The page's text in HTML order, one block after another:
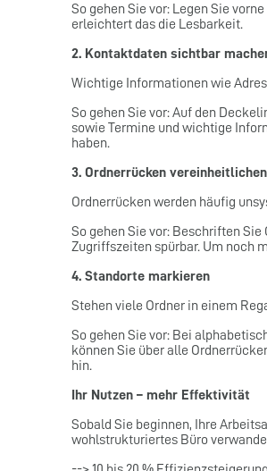
So gehen Sie vor: Legen Sie
erleichtert das die Lesbarkeit.
2. Kontaktdaten sichtbar
Wichtige Informationen wie
So gehen Sie vor: Auf den
sowie Termine und wichtige
haben.
3. Ordnerrücken vereinheitlichen
Ordnerrücken werden häufig
So gehen Sie vor: Beschriften
Zugriffszeiten spürbar. Um noch
4. Standorte markieren
Stehen viele Ordner in einem
So gehen Sie vor: Bei
können Sie über alle
hin.
Ihr Nutzen – mehr Effektivität
Sobald Sie beginnen, Ihre
wohlstrukturiertes Büro